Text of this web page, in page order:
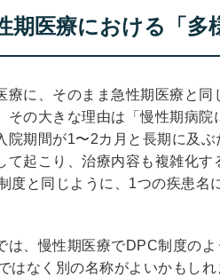
期医療における「多
療に、そのまま急性期医療と
その大きな理由は「慢性期病
院期間が1〜2カ月と長期に及
て起こり、治療内容も複雑化
度と同じように、1つの疾患名
は、慢性期医療でDPC制度の
はなく別の名称がよいかもし